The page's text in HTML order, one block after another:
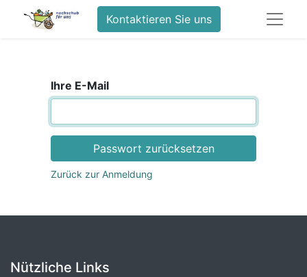
Kontaktieren Sie uns
Ihre E-Mail
Passwort zurücksetzen
Zurück zur Anmeldung
Nützliche Links